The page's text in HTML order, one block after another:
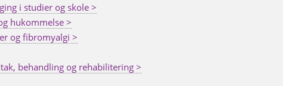
i studier og skole >
hukommelse >
og fibromyalgi >
behandling og rehabilitering >